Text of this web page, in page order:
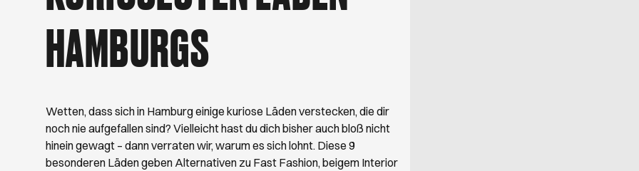
Spaziergänge. Wir verraten dir die schönsten Orte zum Spazieren
HAMBURGS
Wetten, dass sich in Hamburg einige kuriose Läden verstecken, die dir
noch nie aufgefallen sind? Vielleicht hast du dich bisher auch bloß nicht
hinein gewagt – dann verraten wir, warum es sich lohnt. Diese 9
besonderen Läden geben Alternativen zu Fast Fashion, beigem Interior